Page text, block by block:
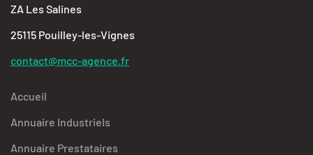
ZA Les Salines
25115 Pouilley-les-Vignes
contact@mcc-agence.fr
Accueil
Annuaire Industriels
Annuaire Prestataires